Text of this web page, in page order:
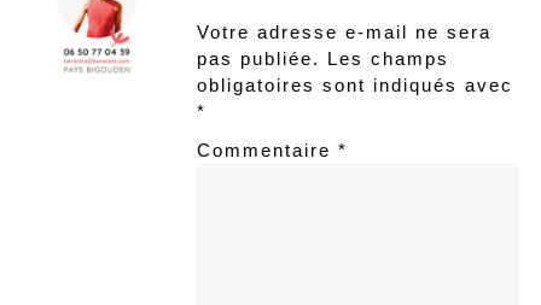
Votre adresse e-mail ne sera
pas publiée. Les champs
obligatoires sont indiqués avec
*
Commentaire *